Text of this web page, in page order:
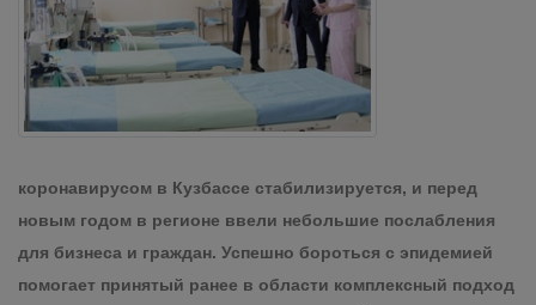
коронавирусом в Кузбассе стабилизируется, и перед
новым годом в регионе ввели небольшие послабления
для бизнеса и граждан. Успешно бороться с эпидемией
помогает принятый ранее в области комплексный подход